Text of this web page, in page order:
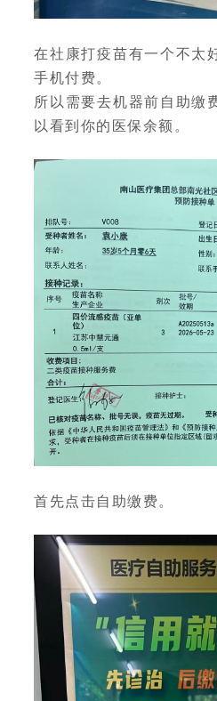
在社康打疫苗有一个不太
手机付费。
所以需要去机器前自助缴
以看到你的医保余额。
首先点击自助缴费。